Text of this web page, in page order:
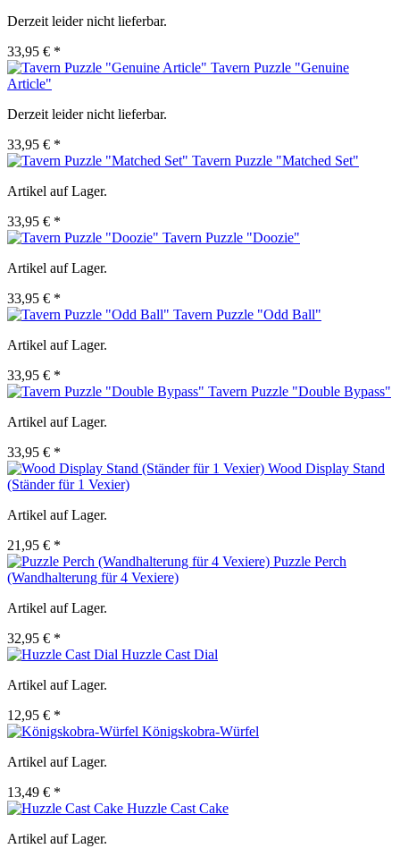
Derzeit leider nicht lieferbar.
33,95 € *
Tavern Puzzle "Genuine
Article"
Derzeit leider nicht lieferbar.
33,95 € *
Tavern Puzzle "Matched Set"
Artikel auf Lager.
33,95 € *
Tavern Puzzle "Doozie"
Artikel auf Lager.
33,95 € *
Tavern Puzzle "Odd Ball"
Artikel auf Lager.
33,95 € *
Tavern Puzzle "Double Bypass"
Artikel auf Lager.
33,95 € *
Wood Display Stand
(Ständer für 1 Vexier)
Artikel auf Lager.
21,95 € *
Puzzle Perch
(Wandhalterung für 4 Vexiere)
Artikel auf Lager.
32,95 € *
Huzzle Cast Dial
Artikel auf Lager.
12,95 € *
Königskobra-Würfel
Artikel auf Lager.
13,49 € *
Huzzle Cast Cake
Artikel auf Lager.